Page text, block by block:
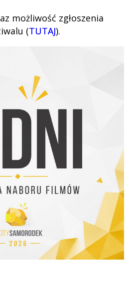
możliwość zgłoszenia
(TUTAJ).